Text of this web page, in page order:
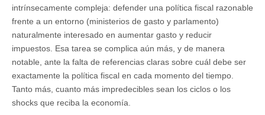
intrínsecamente compleja: defender una política fiscal razonable
frente a un entorno (ministerios de gasto y parlamento)
naturalmente interesado en aumentar gasto y reducir
impuestos. Esa tarea se complica aún más, y de manera
notable, ante la falta de referencias claras sobre cuál debe ser
exactamente la política fiscal en cada momento del tiempo.
Tanto más, cuanto más impredecibles sean los ciclos o los
shocks que reciba la economía.